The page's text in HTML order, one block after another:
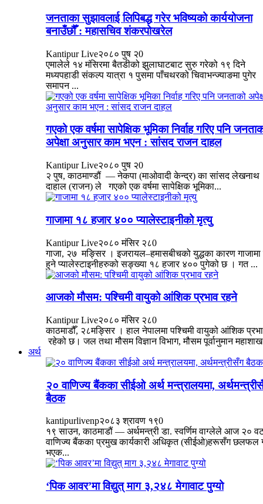
जनताका सुझावलाई लिपिबद्ध गरेर भविष्यको कार्ययोजना
बनाउँछौँ : महासचिव शंकरपोखरेल
Kantipur Live२०८० पुष २0
एमालेले १४ मंसिरमा बैतडीको झुलाघाटबाट सुरु गरेको १९ दिने
मध्यपहाडी संकल्प यात्रा १ पुसमा पाँचथरको चिवाभन्ज्याङमा पुगेर
समापन ...
गएको एक वर्षमा सापेक्षिक भूमिका निर्वाह गरिए पनि
अपेक्षा अनुसार काम भएन : सांसद राजन दाहल
Kantipur Live२०८० पुष २0
२ पुष, काठमाण्डौं — नेकपा (माओवादी केन्द्र) का सांसद लेखनाथ
दाहाल (राजन) ले गएको एक वर्षमा सापेक्षिक भूमिका...
गाजामा १८ हजार ४०० प्यालेस्टाइनीको मृत्यु
Kantipur Live२०८० मंसिर २८0
गाजा, २७ मङ्सिर । इजरायल–हमासबीचको युद्धका कारण गाजामा
हुने प्यालेस्टाइनीहरुको सङ्ख्या १८ हजार ४०० पुगेको छ । गत ...
आजको मौसम: पश्चिमी वायुको आंशिक प्रभाव रहने
Kantipur Live२०८० मंसिर २८0
काठमाडौँ, २८मङ्सिर । हाल नेपालमा पश्चिमी वायुको आंशिक
रहेको छ। जल तथा मौसम विज्ञान विभाग, मौसम पूर्वानुमान
अर्थ
२० वाणिज्य बैंकका सीईओ अर्थ मन्त्रालयमा,
बैठक
kantipurlivenp२०८३ श्रावण १९0
१९ साउन, काठमाडौं — अर्थमन्त्री डा. स्वर्णिम वाग्लेले आज २०
वाणिज्य बैंकका प्रमुख कार्यकारी अधिकृत (सीईओ)हरूसँग छलफल
भएक...
‘पिक आवर’मा विद्युत् माग ३,२४८ मेगावाट पुग्यो